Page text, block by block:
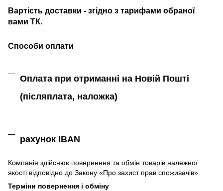
Вартість доставки - згідно з тарифами обраної
вами ТК.
Способи оплати
Оплата при отриманні на Новій Пошті
(післяплата, наложка)
рахунок IBAN
Компанія здійснює повернення та обмін товарів належної
якості відповідно до Закону «Про захист прав споживачів»
Терміни повернення і обміну